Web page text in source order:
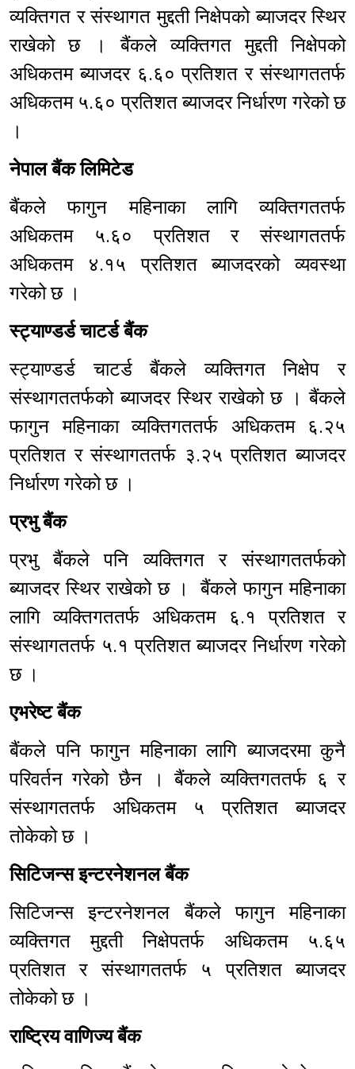
व्यक्तिगत र संस्थागत मुद्दती निक्षेपको ब्याजदर स्थिर
राखेको छ । बैंकले व्यक्तिगत मुद्दती निक्षेपको
अधिकतम ब्याजदर ६.६० प्रतिशत र संस्थागततर्फ
अधिकतम ५.६० प्रतिशत ब्याजदर निर्धारण गरेको छ
।
नेपाल बैंक लिमिटेड
बैंकले फागुन महिनाका लागि व्यक्तिगततर्फ
अधिकतम ५.६० प्रतिशत र संस्थागततर्फ
अधिकतम ४.१५ प्रतिशत ब्याजदरको व्यवस्था
गरेको छ ।
स्ट्याण्डर्ड चाटर्ड बैंक
स्ट्याण्डर्ड चाटर्ड बैंकले व्यक्तिगत निक्षेप र
संस्थागततर्फको ब्याजदर स्थिर राखेको छ । बैंकले
फागुन महिनाका व्यक्तिगततर्फ अधिकतम ६.२५
प्रतिशत र संस्थागततर्फ ३.२५ प्रतिशत ब्याजदर
निर्धारण गरेको छ ।
प्रभु बैंक
प्रभु बैंकले पनि व्यक्तिगत र संस्थागततर्फको
ब्याजदर स्थिर राखेको छ । बैंकले फागुन महिनाका
लागि व्यक्तिगततर्फ अधिकतम ६.१ प्रतिशत र
संस्थागततर्फ ५.१ प्रतिशत ब्याजदर निर्धारण गरेको
छ ।
एभरेष्ट बैंक
बैंकले पनि फागुन महिनाका लागि ब्याजदरमा कुनै
परिवर्तन गरेको छैन । बैंकले व्यक्तिगततर्फ ६ र
संस्थागततर्फ अधिकतम ५ प्रतिशत ब्याजदर
तोकेको छ ।
सिटिजन्स इन्टरनेशनल बैंक
सिटिजन्स इन्टरनेशनल बैंकले फागुन महिनाका
व्यक्तिगत मुद्दती निक्षेपतर्फ अधिकतम ५.६५
प्रतिशत र संस्थागततर्फ ५ प्रतिशत ब्याजदर
तोकेको छ ।
राष्ट्रिय वाणिज्य बैंक